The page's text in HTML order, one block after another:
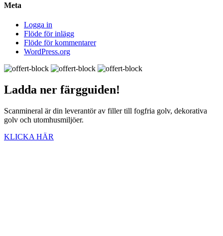
Meta
Logga in
Flöde för inlägg
Flöde för kommentarer
WordPress.org
Ladda ner färgguiden!
Scanmineral är din leverantör av filler till fogfria golv, dekorativa
golv och utomhusmiljöer.
KLICKA HÄR